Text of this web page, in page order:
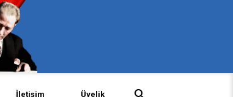
İletişim Üyelik